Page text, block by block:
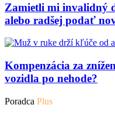
Zamietli mi invalidný
alebo radšej podať
Kompenzácia za
vozidla po nehode?
Poradca Plus